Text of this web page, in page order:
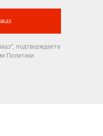
подтверждаете
Политики